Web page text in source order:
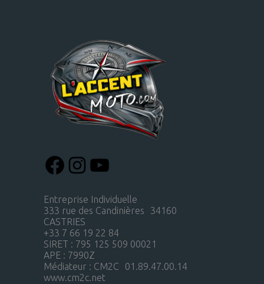
Entreprise Individuelle
333 rue des Candinières 34160
CASTRIES
+33 7 66 19 22 84
SIRET : 795 125 509 00021
APE : 7990Z
Médiateur : CM2C 01.89.47.00.14
www.cm2c.net